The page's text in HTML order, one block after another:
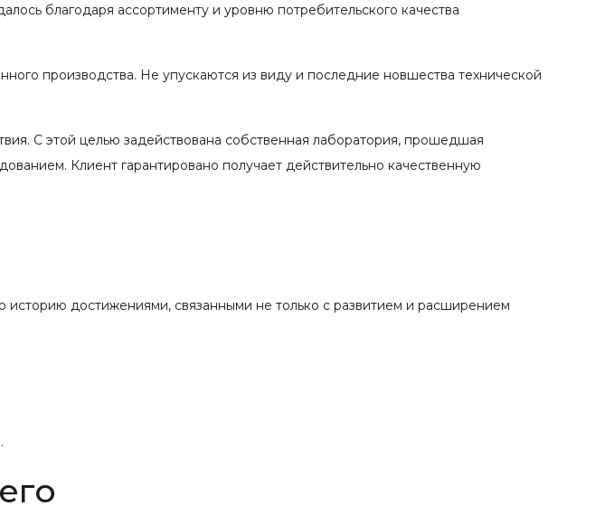
благодаря ассортименту и уровню потребительского качества
производства. Не упускаются из виду и последние новшества технической
С этой целью задействована собственная лаборатория, прошедшая
Клиент гарантировано получает действительно качественную
достижениями, связанными не только с развитием и расширением